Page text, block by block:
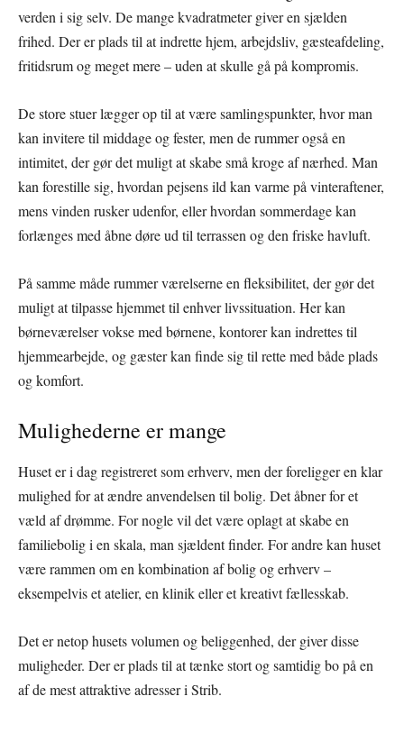
verden i sig selv. De mange kvadratmeter giver en sjælden
frihed. Der er plads til at indrette hjem, arbejdsliv, gæsteafdeling,
fritidsrum og meget mere – uden at skulle gå på kompromis.
De store stuer lægger op til at være samlingspunkter, hvor man
kan invitere til middage og fester, men de rummer også en
intimitet, der gør det muligt at skabe små kroge af nærhed. Man
kan forestille sig, hvordan pejsens ild kan varme på vinteraftener,
mens vinden rusker udenfor, eller hvordan sommerdage kan
forlænges med åbne døre ud til terrassen og den friske havluft.
På samme måde rummer værelserne en fleksibilitet, der gør det
muligt at tilpasse hjemmet til enhver livssituation. Her kan
børneværelser vokse med børnene, kontorer kan indrettes til
hjemmearbejde, og gæster kan finde sig til rette med både plads
og komfort.
Mulighederne er mange
Huset er i dag registreret som erhverv, men der foreligger en klar
mulighed for at ændre anvendelsen til bolig. Det åbner for et
væld af drømme. For nogle vil det være oplagt at skabe en
familiebolig i en skala, man sjældent finder. For andre kan huset
være rammen om en kombination af bolig og erhverv –
eksempelvis et atelier, en klinik eller et kreativt fællesskab.
Det er netop husets volumen og beliggenhed, der giver disse
muligheder. Der er plads til at tænke stort og samtidig bo på en
af de mest attraktive adresser i Strib.